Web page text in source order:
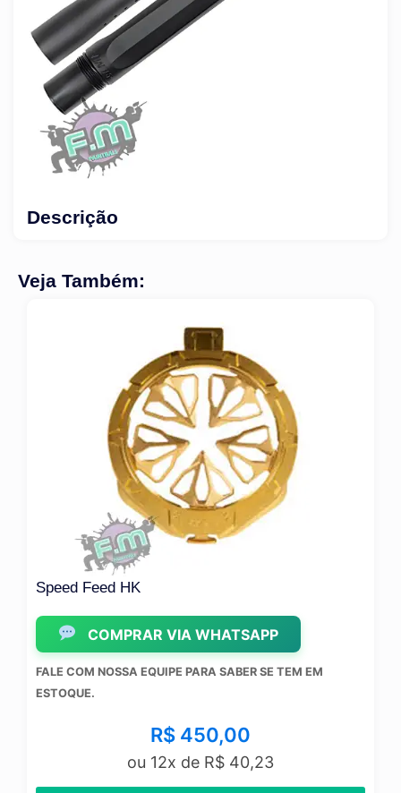
Descrição
Veja Também:
Speed Feed HK
COMPRAR VIA WHATSAPP
FALE COM NOSSA EQUIPE PARA SABER SE TEM EM
ESTOQUE.
R$ 450,00
ou 12x de R$ 40,23